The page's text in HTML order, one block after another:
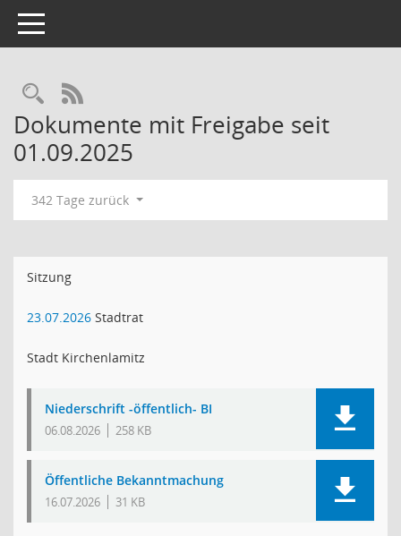
Toggle navigation
Rechercheauswahl
RSS-Feed
Dokumente mit Freigabe seit
01.09.2025
342 Tage zurück
Sitzung
23.07.2026 Stadtrat
Stadt Kirchenlamitz
Niederschrift -öffentlich- BI
06.08.2026 258 KB
Öffentliche Bekanntmachung
16.07.2026 31 KB